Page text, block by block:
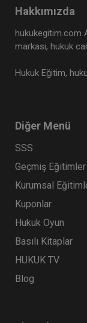
Hakkımızda
hukukegitim.com
markası, hukuk
Hukuk Eğitim,
Diğer Menü
SSS
Geçmiş Eğitimler
Kurumsal
Kuponlar
Hukuk Oyun
Basılı Kitaplar
HUKUK TV
Blog